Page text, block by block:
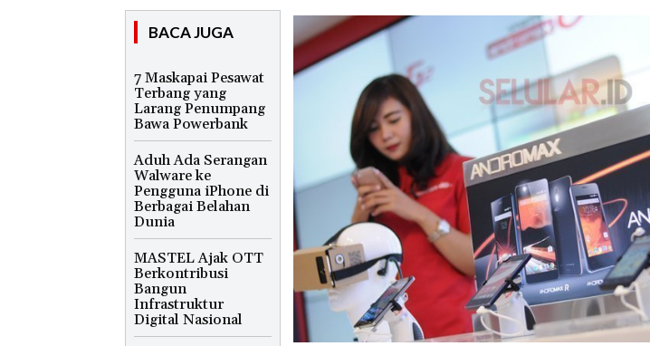
BACA JUGA
7 Maskapai Pesawat
Terbang yang
Larang Penumpang
Bawa Powerbank
Aduh Ada Serangan
Walware ke
Pengguna iPhone di
Berbagai Belahan
Dunia
MASTEL Ajak OTT
Berkontribusi
Bangun
Infrastruktur
Digital Nasional